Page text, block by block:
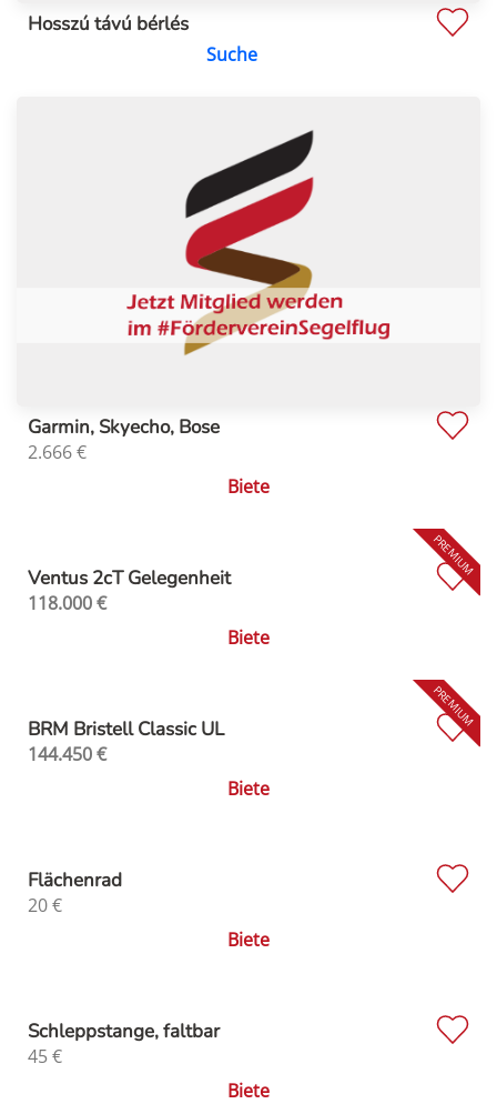
Hosszú távú bérlés
Suche
Garmin, Skyecho, Bose
2.666€
Biete
Ventus 2cT Gelegenheit
118.000€
Biete
BRM Bristell Classic UL
144.450€
Biete
Flächenrad
20€
Biete
Schleppstange, faltbar
45€
Biete